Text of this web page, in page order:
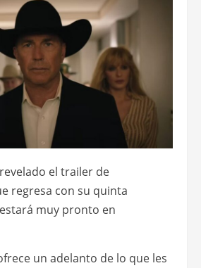
el trailer de
regresa con su quinta
muy pronto en
un adelanto de lo que les